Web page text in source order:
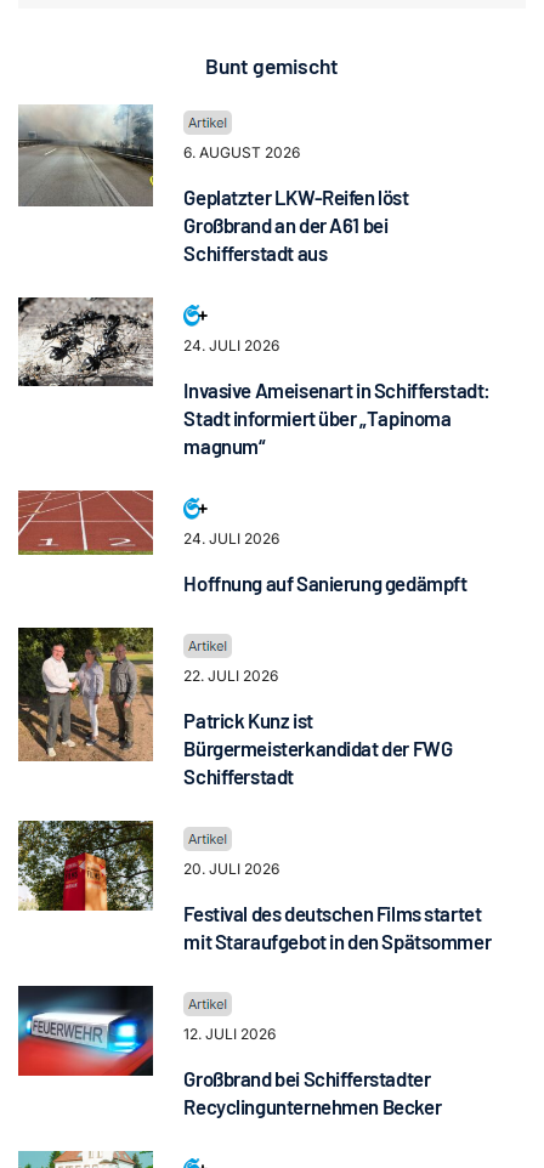
Bunt gemischt
6. AUGUST 2026
Geplatzter LKW-Reifen löst
Großbrand an der A61 bei
Schifferstadt aus
24. JULI 2026
Invasive Ameisenart in Schifferstadt:
Stadt informiert über „Tapinoma
magnum“
24. JULI 2026
Hoffnung auf Sanierung gedämpft
22. JULI 2026
Patrick Kunz ist
Bürgermeisterkandidat der FWG
Schifferstadt
20. JULI 2026
Festival des deutschen Films startet
mit Staraufgebot in den Spätsommer
12. JULI 2026
Großbrand bei Schifferstadter
Recyclingunternehmen Becker